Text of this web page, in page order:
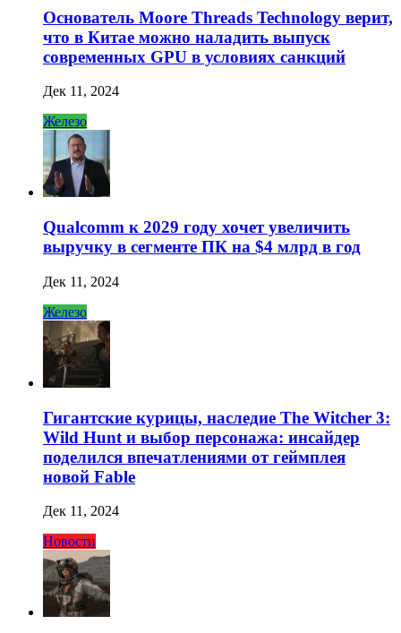
Основатель Moore Threads Technology верит,
что в Китае можно наладить выпуск
современных GPU в условиях санкций
Дек 11, 2024
Железо
Qualcomm к 2029 году хочет увеличить
выручку в сегменте ПК на $4 млрд в год
Дек 11, 2024
Железо
Гигантские курицы, наследие The Witcher 3:
Wild Hunt и выбор персонажа: инсайдер
поделился впечатлениями от геймплея
новой Fable
Дек 11, 2024
Новости